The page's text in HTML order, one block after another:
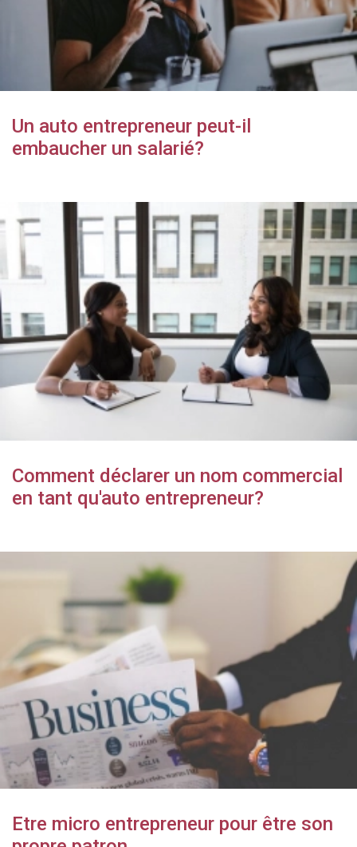
Un auto entrepreneur peut-il
embaucher un salarié?
Comment déclarer un nom commercial
en tant qu'auto entrepreneur?
Etre micro entrepreneur pour être son